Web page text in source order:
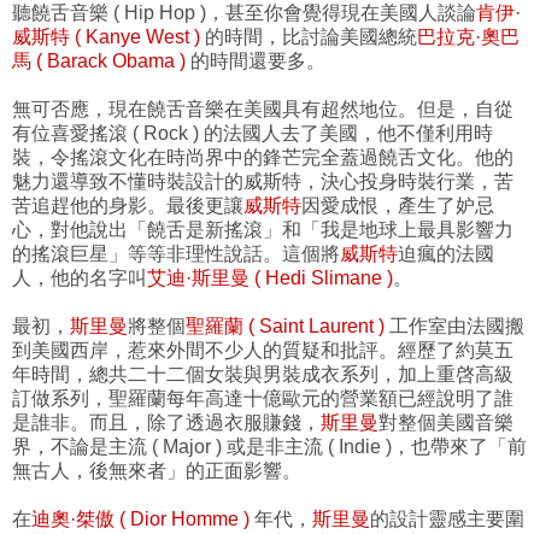
聽饒舌音樂 ( Hip Hop )，甚至你會覺得現在美國人談論肯伊·
威斯特 ( Kanye West ) 的時間，比討論美國總統巴拉克·奧巴
馬 ( Barack Obama ) 的時間還要多。
無可否應，現在饒舌音樂在美國具有超然地位。但是，自從
有位喜愛搖滾 ( Rock ) 的法國人去了美國，他不僅利用時
裝，令搖滾文化在時尚界中的鋒芒完全蓋過饒舌文化。他的
魅力還導致不懂時裝設計的威斯特，決心投身時裝行業，苦
苦追趕他的身影。最後更讓威斯特因愛成恨，產生了妒忌
心，對他說出「饒舌是新搖滾」和「我是地球上最具影響力
的搖滾巨星」等等非理性說話。這個將威斯特迫瘋的法國
人，他的名字叫艾迪·斯里曼 ( Hedi Slimane )。
最初， 斯里曼將整個聖羅蘭 ( Saint Laurent ) 工作室由法國搬
到美國西岸，惹來外間不少人的質疑和批評。經歷了約莫五
年時間，總共二十二個女裝與男裝成衣系列，加上重啓高級
訂做系列，聖羅蘭每年高達十億歐元的營業額已經說明了誰
是誰非。而且，除了透過衣服賺錢， 斯里曼對整個美國音樂
界，不論是主流 ( Major ) 或是非主流 ( Indie )，也帶來了「前
無古人，後無來者」的正面影響。
在迪奧·桀傲 ( Dior Homme ) 年代， 斯里曼的設計靈感主要圍